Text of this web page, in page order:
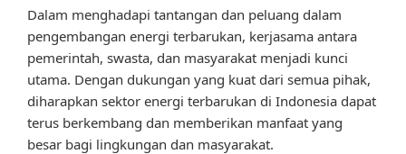
Dalam menghadapi tantangan dan peluang dalam
pengembangan energi terbarukan, kerjasama antara
pemerintah, swasta, dan masyarakat menjadi kunci
utama. Dengan dukungan yang kuat dari semua pihak,
diharapkan sektor energi terbarukan di Indonesia dapat
terus berkembang dan memberikan manfaat yang
besar bagi lingkungan dan masyarakat.